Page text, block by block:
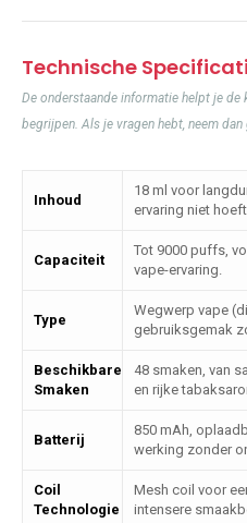
Technische
De onderstaande informatie helpt je
begrijpen. Als je vragen hebt, neem
Inhoud
18 ml voor
ervaring niet
Capaciteit
Tot 9000 puffs,
vape-ervaring.
Type
Wegwerp vape
gebruiksgemak
Beschikbare
Smaken
48 smaken, van
en rijke
Batterij
850 mAh,
werking zonder
Coil
Technologie
Mesh coil voor
intensere